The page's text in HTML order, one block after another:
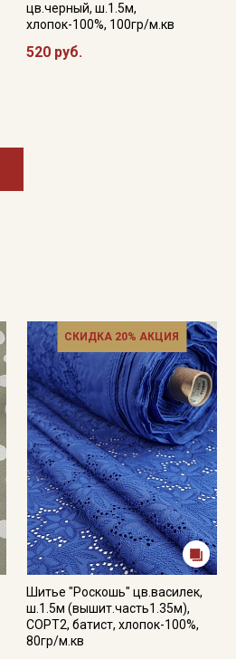
цв.черный, ш.1.5м,
хлопок-100%, 100гр/м.кв
520 руб.
СКИДКА 20% АКЦИЯ
Шитье "Роскошь" цв.василек,
ш.1.5м (вышит.часть1.35м),
СОРТ2, батист, хлопок-100%,
80гр/м.кв